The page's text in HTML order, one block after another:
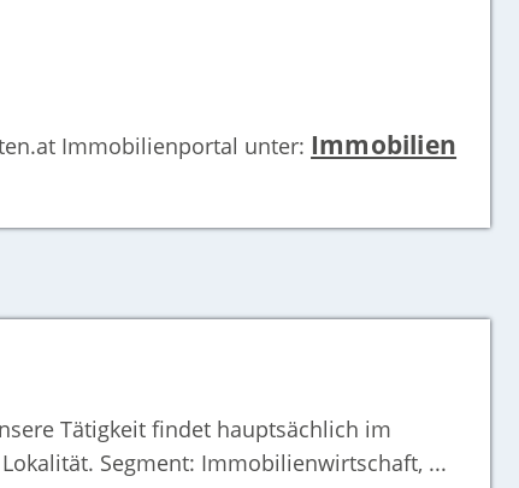
Immobilienportal unter: Immobilien
Tätigkeit findet hauptsächlich im
Segment: Immobilienwirtschaft, ...